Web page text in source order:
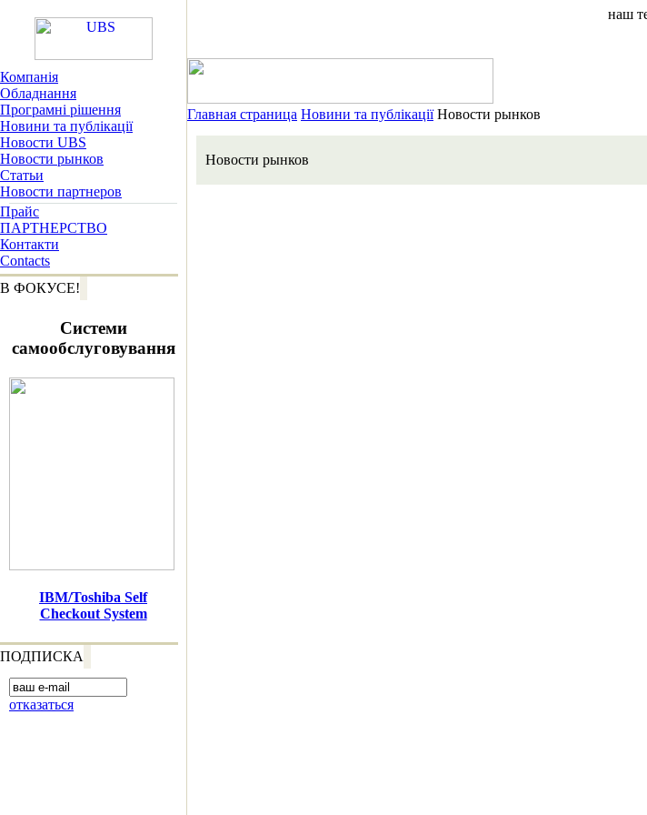
Компанія
Обладнання
Програмні рішення
Новини та публікації
Новости UBS
Новости рынков
Статьи
Новости партнеров
Прайс
ПАРТНЕРСТВО
Контакти
Contacts
В ФОКУСЕ!
Системи
самообслуговування
IBM/Toshiba Self
Checkout System
ПОДПИСКА
отказаться
наш
Главная страница Новини та публікації Новости рынков
Новости рынков